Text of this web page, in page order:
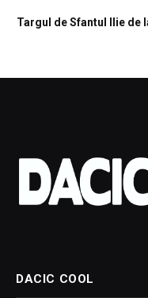
Targul de Sfantul Ilie de
DACIC COOL